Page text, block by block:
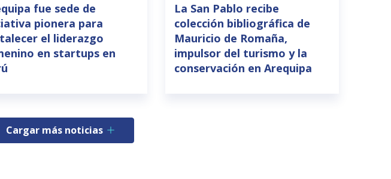
fue sede de
pionera para
el liderazgo
en startups en
La San Pablo recibe
colección bibliográfica de
Mauricio de Romaña,
impulsor del turismo y la
conservación en Arequipa
Cargar más noticias